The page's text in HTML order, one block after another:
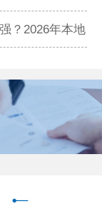
？2026年本地